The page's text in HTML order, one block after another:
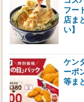
フー
店ま
い】
ケン
ーポ
等ま